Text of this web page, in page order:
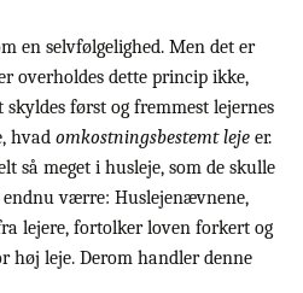
en selvfølgelighed. Men det er
overholdes dette princip ikke,
først og fremmest lejernes
hvad omkostningsbestemt leje er.
så meget i husleje, som de skulle
værre: Huslejenævnene,
lejere, fortolker loven forkert og
høj leje. Derom handler denne